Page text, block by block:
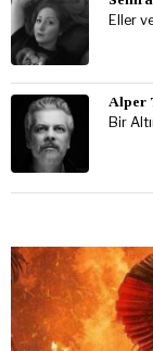
Eller
Alper
Bir